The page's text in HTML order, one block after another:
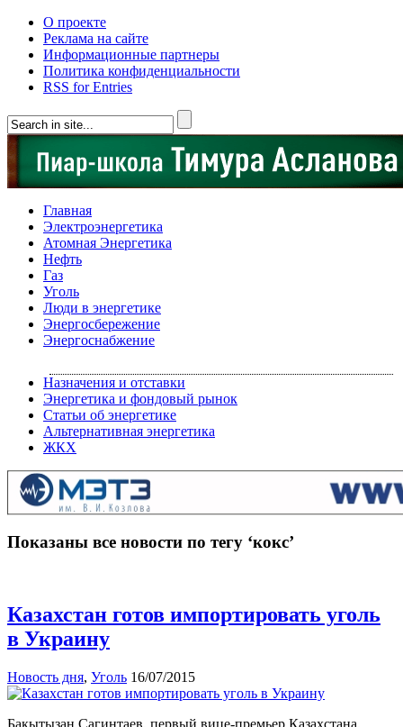
О проекте
Реклама на сайте
Информационные партнеры
Политика конфиденциальности
RSS for Entries
Главная
Электроэнергетика
Атомная Энергетика
Нефть
Газ
Уголь
Люди в энергетике
Энергосбережение
Энергоснабжение
Назначения и отставки
Энергетика и фондовый рынок
Статьи об энергетике
Альтернативная энергетика
ЖКХ
Показаны все новости по тегу ‘кокс’
Казахстан готов импортировать уголь
в Украину
Новость дня, Уголь 16/07/2015